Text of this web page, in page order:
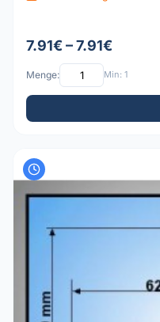
7.91€ – 7.91€
Menge: Min: 1